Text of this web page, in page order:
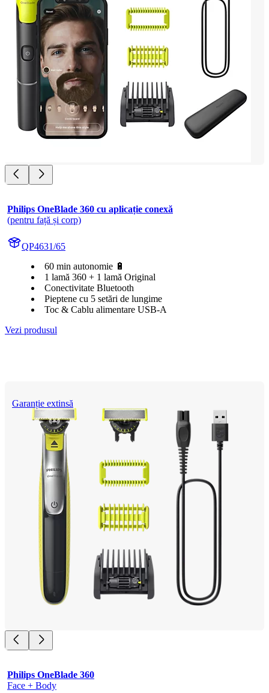
Philips OneBlade 360 cu aplicație conexă
(pentru față și corp)
QP4631/65
60 min autonomie 🔋
1 lamă 360 + 1 lamă Original
Conectivitate Bluetooth
Pieptene cu 5 setări de lungime
Toc & Cablu alimentare USB-A
Vezi produsul
Garanție extinsă
Philips OneBlade 360
Face + Body